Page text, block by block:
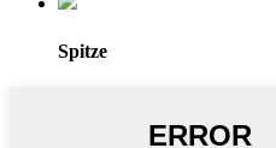
Spitze